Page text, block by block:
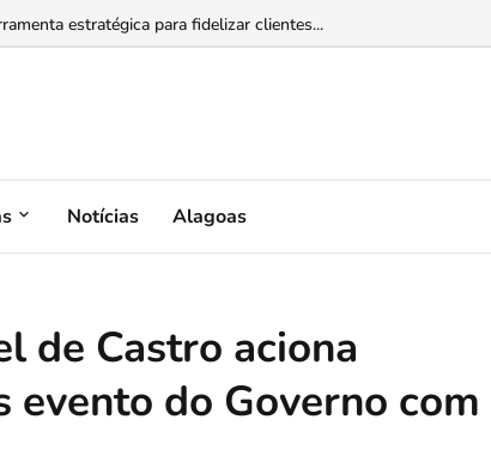
estratégica para fidelizar clientes...
consumo, benefícios e cobranças da conta de energia...
Notícias Alagoas
de Castro aciona
do Governo com